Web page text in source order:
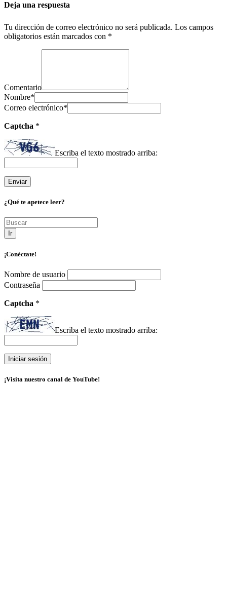
Deja una respuesta
Tu dirección de correo electrónico no será publicada. Los campos
obligatorios están marcados con *
Comentario
Nombre*
Correo electrónico*
Captcha *
Escriba el texto mostrado arriba:
¿Qué te apetece leer?
Ir
¡Conéctate!
Nombre de usuario
Contraseña
Captcha *
Escriba el texto mostrado arriba:
¡Visita nuestro canal de YouTube!